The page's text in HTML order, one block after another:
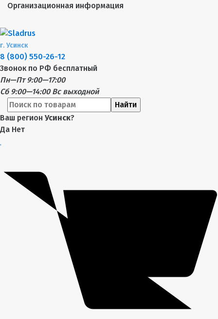
Организационная информация
г. Усинск
8 (800) 550-26-12
Звонок по РФ бесплатный
Пн—Пт 9:00—17:00
Сб 9:00—14:00 Вс выходной
Найти
Ваш регион Усинск?
Да Нет